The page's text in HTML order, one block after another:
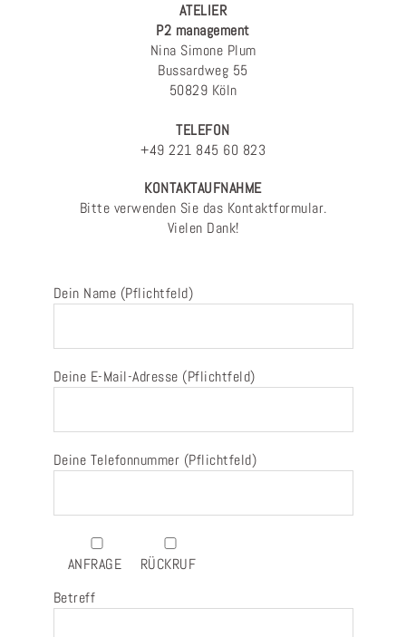
ATELIER
P2 management
Nina Simone Plum
Bussardweg 55
50829 Köln
TELEFON
+49 221 845 60 823
KONTAKTAUFNAHME
Bitte verwenden Sie das Kontaktformular.
Vielen Dank!
Dein Name (Pflichtfeld)
Deine E-Mail-Adresse (Pflichtfeld)
Deine Telefonnummer (Pflichtfeld)
ANFRAGE
RÜCKRUF
Betreff